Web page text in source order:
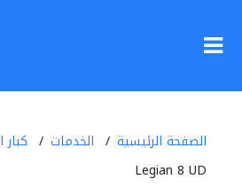
الصفحة الرئيسية الخدمات
كبار
Legian 8 UD